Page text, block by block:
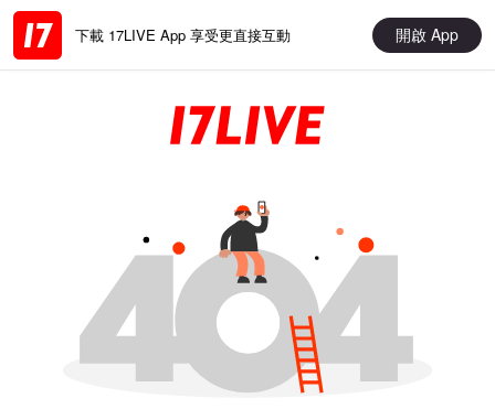
下載 17LIVE App 享受更直接互動 開啟 App